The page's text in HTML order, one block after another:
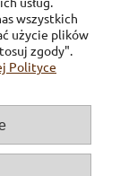
wszystkich
użycie plików
zgody".
Polityce